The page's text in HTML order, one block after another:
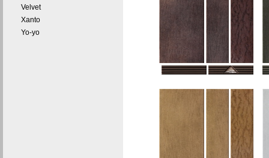
Velvet
Xanto
Yo-yo